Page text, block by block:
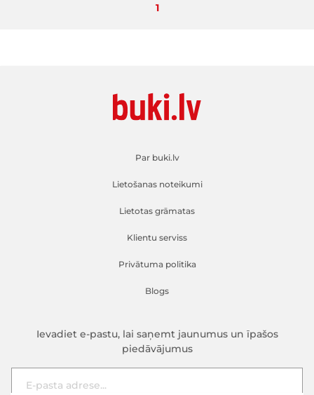
Pašlaik lasāt lapu
1
Par buki.lv
Lietošanas noteikumi
Lietotas grāmatas
Klientu serviss
Privātuma politika
Blogs
Ievadiet e-pastu, lai saņemt jaunumus un īpašos
piedāvājumus